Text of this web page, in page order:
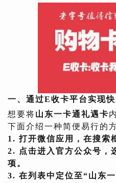
一、通过E收卡平台实现
想要将山东一卡通礼遇卡
下面介绍一种简便易行的方
1. 打开微信应用，在搜索
2. 点击进入官方公众号，
项。
3. 在列表中定位至“山东